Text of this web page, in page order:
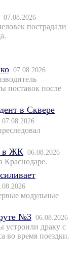
07.08.2026
пострадали
07.08.2026
поставок после
в Сквере
07.08.2026
в ЖК 06.08.2026
модульные
№3 06.08.2026
устроили драку с
во время поездки.